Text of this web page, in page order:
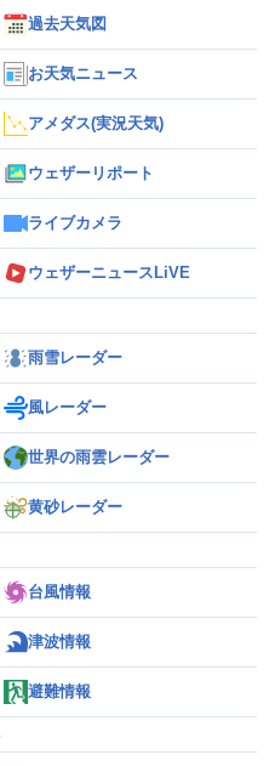
過去天気図
お天気ニュース
アメダス(実況天気)
ウェザーリポート
ライブカメラ
ウェザーニュースLiVE
雨雪レーダー
風レーダー
世界の雨雲レーダー
黄砂レーダー
台風情報
津波情報
避難情報